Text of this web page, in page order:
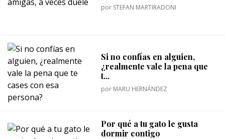
por STEFAN MARTIRADONI
Si no confías en alguien,
¿realmente vale la pena que
t...
por MARU HERNÁNDEZ
Por qué a tu gato le gusta
dormir contigo